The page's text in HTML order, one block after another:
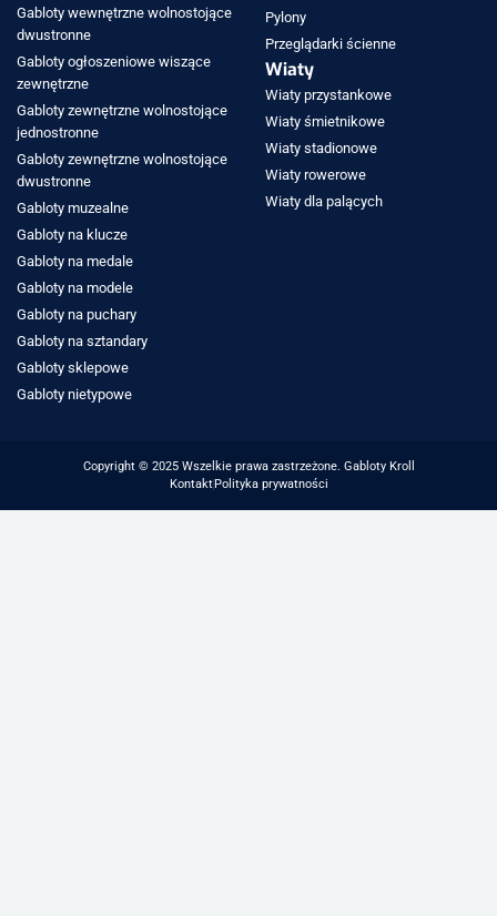
Gabloty wewnętrzne wolnostojące
dwustronne
Gabloty ogłoszeniowe wiszące
zewnętrzne
Gabloty zewnętrzne wolnostojące
jednostronne
Gabloty zewnętrzne wolnostojące
dwustronne
Gabloty muzealne
Gabloty na klucze
Gabloty na medale
Gabloty na modele
Gabloty na puchary
Gabloty na sztandary
Gabloty sklepowe
Gabloty nietypowe
Pylony
Przeglądarki ścienne
Wiaty
Wiaty przystankowe
Wiaty śmietnikowe
Wiaty stadionowe
Wiaty rowerowe
Wiaty dla palących
Copyright © 2025 Wszelkie prawa zastrzeżone. Gabloty Kroll
KontaktPolityka prywatności